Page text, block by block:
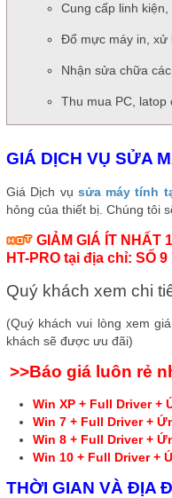
Cung cấp linh
Đổ mực máy in, xử
Nhận sửa chữa
Thu mua PC, latop
GIÁ DỊCH VỤ SỬA
Giá Dịch vụ sửa máy tính
hỏng của thiết bị. Chúng tôi
GIẢM GIÁ ÍT NHẤT
HT-PRO tại địa chỉ: SỐ
Quý khách xem chi
(Quý khách vui lòng xem
khách sẽ được ưu đãi)
>>Báo giá luôn rẻ
Win XP + Full Driver +
Win 7 + Full Driver +
Win 8 + Full Driver +
Win 10 + Full Driver +
THỜI GIAN VÀ ĐỊA